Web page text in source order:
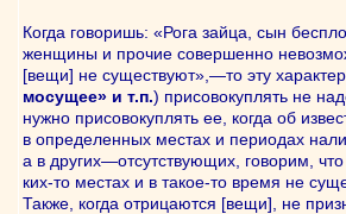
Когда говоришь: «Рога зайца, сын
женщины и прочие совершенно
[вещи] не существуют»,—то эту
мосущее» и т.п.) присовокуплять не
нужно присовокуплять ее, когда об
в определенных местах и периодах
а в других—отсутствующих, говорим,
ких-то местах и в такое-то время не
Также, когда отрицаются [вещи], не